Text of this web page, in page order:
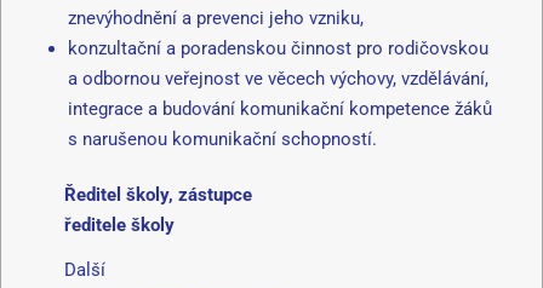
znevýhodnění a prevenci jeho vzniku,
konzultační a poradenskou činnost pro rodičovskou
a odbornou veřejnost ve věcech výchovy, vzdělávání,
integrace a budování komunikační kompetence žáků
s narušenou komunikační schopností.
Ředitel školy, zástupce
ředitele školy
Další